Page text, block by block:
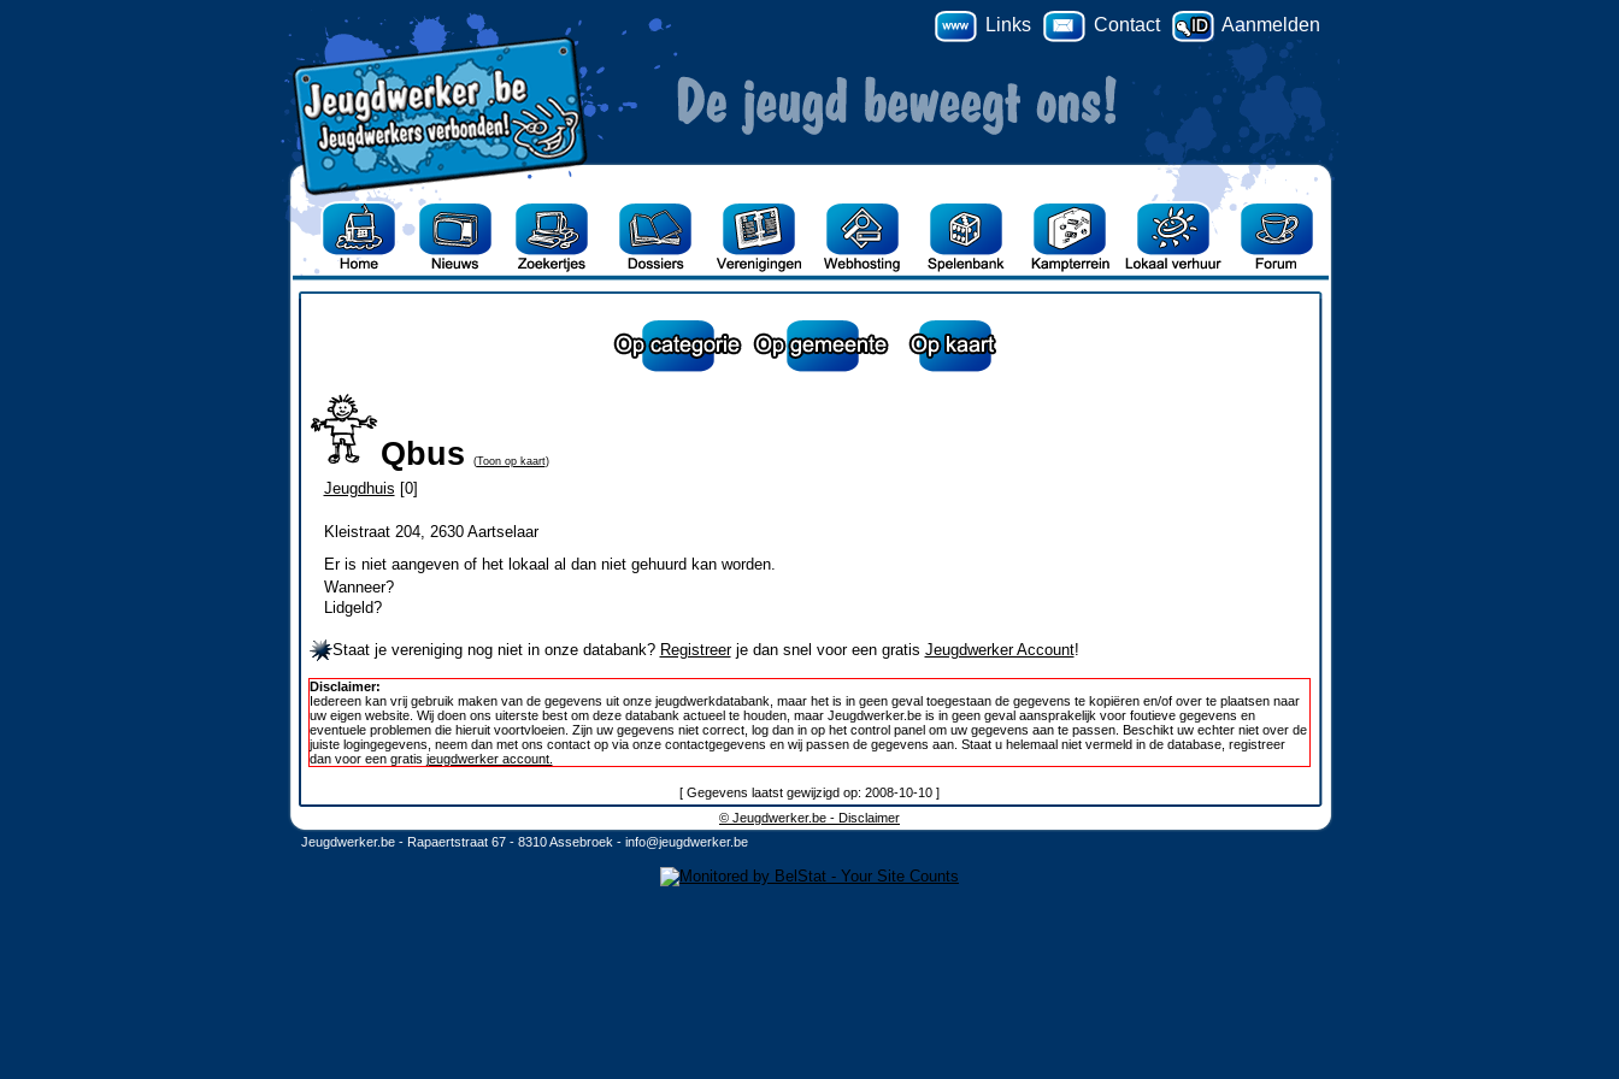
Links Contact Aanmelden
Qbus (Toon op kaart)
Jeugdhuis [0]
Kleistraat 204, 2630 Aartselaar
Er is niet aangeven of het lokaal al dan niet gehuurd kan worden.
Wanneer?
Lidgeld?
Staat je vereniging nog niet in onze databank? Registreerje dan snel voor een gratis Jeugdwerker Account!
Disclaimer:
Iedereen kan vrij gebruik maken van de gegevens uit onze jeugdwerkdatabank, maar het is in geen geval toegestaan de gegevens te kopiëren en/of over te plaatsen naar
uw eigen website. Wij doen ons uiterste best om deze databank actueel te houden, maar Jeugdwerker.be is in geen geval aansprakelijk voor foutieve gegevens en
eventuele problemen die hieruit voortvloeien. Zijn uw gegevens niet correct, log dan in op het control panel om uw gegevens aan te passen. Beschikt uw echter niet over de
juiste logingegevens, neem dan met ons contact op via onze contactgegevens en wij passen de gegevens aan. Staat u helemaal niet vermeld in de database, registreer
dan voor een gratis jeugdwerker account.
[ Gegevens laatst gewijzigd op: 2008-10-10 ]
© Jeugdwerker.be - Disclaimer
Jeugdwerker.be - Rapaertstraat 67 - 8310 Assebroek - info@jeugdwerker.be